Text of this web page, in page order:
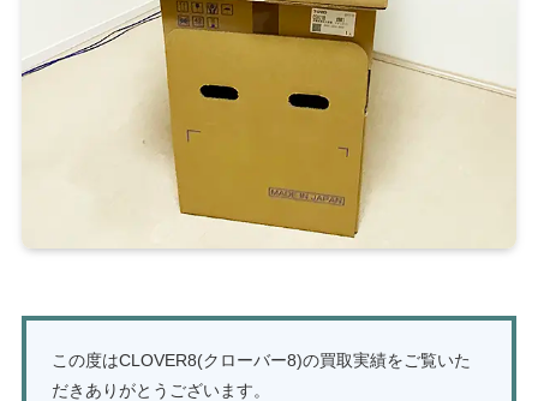
この度はCLOVER8(クローバー8)の買取実績をご覧いた
だきありがとうございます。